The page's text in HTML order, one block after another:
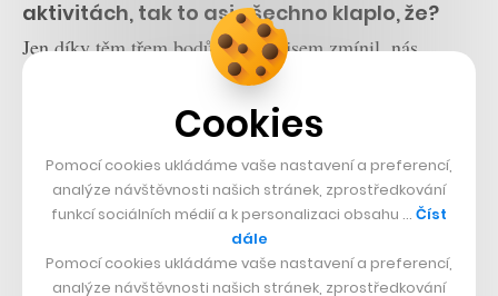
aktivitách, tak to asi všechno klaplo, že?
Jen díky těm třem bodům, které jsem zmínil, nás
kultura konzervativního ČEZ takříkajíc v dobrém
nepozřela hned při první snídani po založení fondu.
vztah, ona je naší oporou, ale zároveň nám dává
dostatečnou volnost. Výsledkem je model, který
kombinuje to nejlepší ze dvou světů – finančně silnou
korporaci s velice inteligentními inženýry, kteří
Cookies
Pomocí cookies ukládáme vaše nastavení a preferencí,
analýze návštěvnosti našich stránek, zprostředkování
funkcí sociálních médií a k personalizaci obsahu … Číst
dále
Pomocí cookies ukládáme vaše nastavení a preferencí,
analýze návštěvnosti našich stránek, zprostředkování